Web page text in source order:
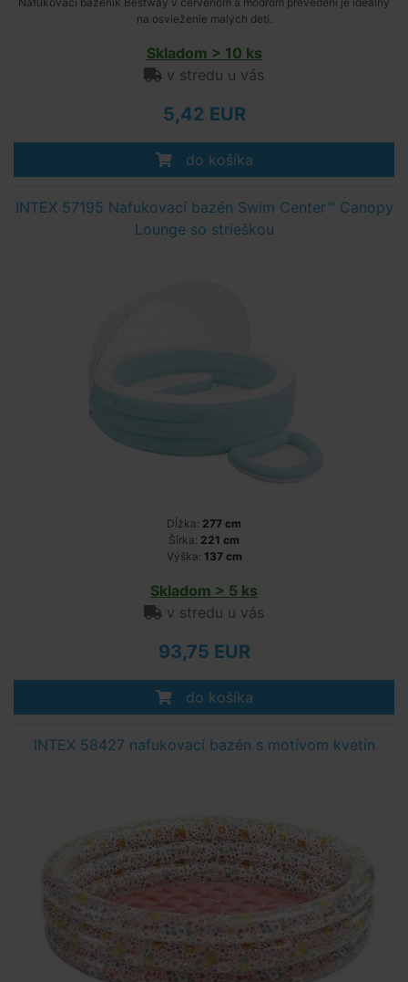
na osvieženie malých detí.
Skladom > 10 ks
v stredu u vás
5,42 EUR
do košíka
INTEX 57195 Nafukovací bazén Swim Center™ Canopy
Lounge so strieškou
Dĺžka: 277 cm
Šírka: 221 cm
Výška: 137 cm
Skladom > 5 ks
v stredu u vás
93,75 EUR
do košíka
INTEX 58427 nafukovací bazén s motívom kvetín